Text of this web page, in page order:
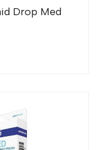
Drop Med